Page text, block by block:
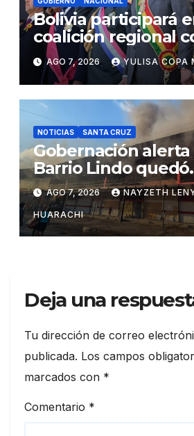
Bolivia participará
coalición regional
cárteles del
AGO 7, 2026 YULISA COPA
NOTICIAS SANTA CRUZ
Gobernación
Barrio Lindo quedó
inutilizable
AGO 7, 2026 NAYZETH
HUARACHI
Deja una
Tu dirección de correo
publicada. Los campos
marcados con *
Comentario *